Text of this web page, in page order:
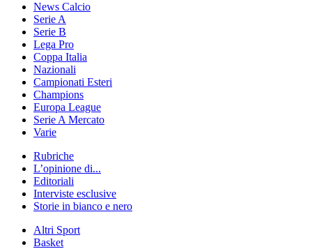
News Calcio
Serie A
Serie B
Lega Pro
Coppa Italia
Nazionali
Campionati Esteri
Champions
Europa League
Serie A Mercato
Varie
Rubriche
L’opinione di...
Editoriali
Interviste esclusive
Storie in bianco e nero
Altri Sport
Basket